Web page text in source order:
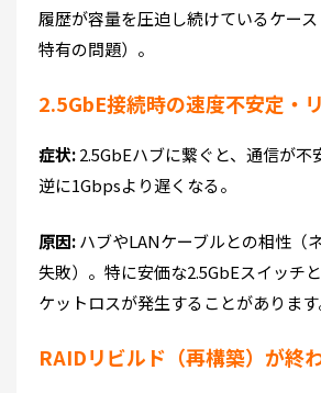
履歴が容量を圧迫し続けているケー
特有の問題）。
2.5GbE接続時の速度不安定・
症状:2.5GbEハブに繋ぐと、通信が不
逆に1Gbpsより遅くなる。
原因:ハブやLANケーブルとの相性（
失敗）。特に安価な2.5GbEスイッチ
ケットロスが発生することがあります
RAIDリビルド（再構築）が終